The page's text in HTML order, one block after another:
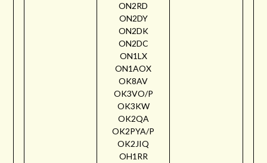
ON2RD
ON2DY
ON2DK
ON2DC
ON1LX
ON1AOX
OK8AV
OK3VO/P
OK3KW
OK2QA
OK2PYA/P
OK2JIQ
OH1RR